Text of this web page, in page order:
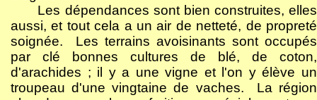
Les dépendances sont bien construites, elles
aussi, et tout cela a un air de netteté, de propreté
soignée.
Les terrains avoisinants sont occupés
par clé bonnes cultures de blé, de coton,
d'arachides ; il y a une vigne et l'on y élève un
troupeau d'une vingtaine de vaches.
La région